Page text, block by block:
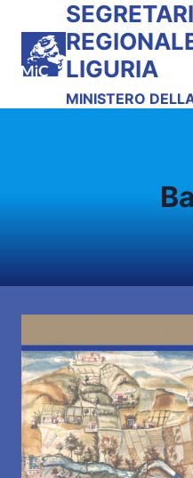
contenutoLIGURIA
MINISTERO